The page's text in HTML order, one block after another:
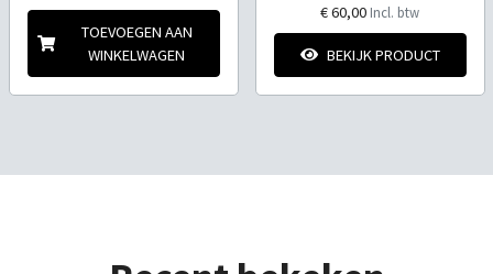
TOEVOEGEN AAN
WINKELWAGEN
€ 60,00 Incl. btw
BEKIJK PRODUCT